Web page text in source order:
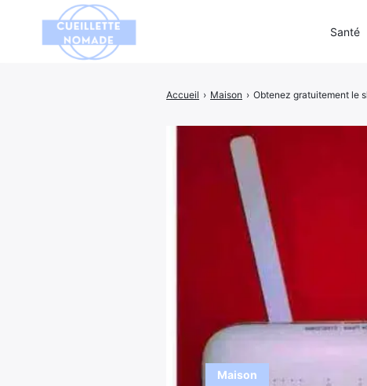
Maison
Accueil › Maison › Obtenez gratuitement le
Santé
Rechercher